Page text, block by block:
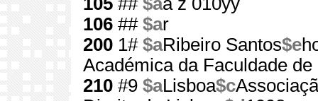
106 ## $ar
200 1# $aRibeiro Santos$e
Académica da Faculdade
210 #9 $aLisboa$c